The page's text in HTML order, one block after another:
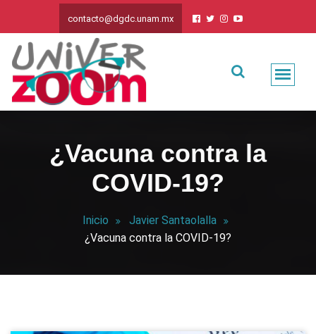
contacto@dgdc.unam.mx
¿Vacuna contra la
COVID-19?
Inicio
Javier Santaolalla
¿Vacuna contra la COVID-19?